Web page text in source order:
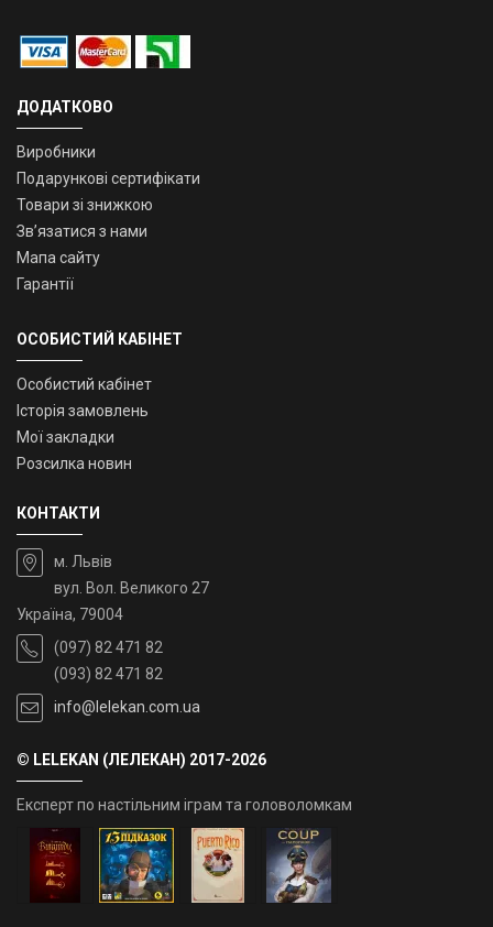
ДОДАТКОВО
Виробники
Подарункові сертифікати
Товари зі знижкою
Зв’язатися з нами
Мапа сайту
Гарантії
ОСОБИСТИЙ КАБІНЕТ
Особистий кабінет
Історія замовлень
Мої закладки
Розсилка новин
КОНТАКТИ
м. Львів
вул. Вол. Великого 27
Україна, 79004
(097) 82 471 82
(093) 82 471 82
info@lelekan.com.ua
© LELEKAN (ЛЕЛЕКАН) 2017-2026
Експерт по настільним іграм та головоломкам